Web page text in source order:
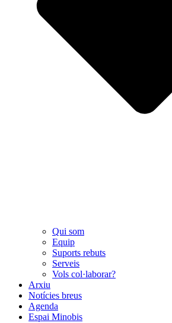
Qui som
Equip
Suports rebuts
Serveis
Vols col·laborar?
Arxiu
Notícies breus
Agenda
Espai Minobis